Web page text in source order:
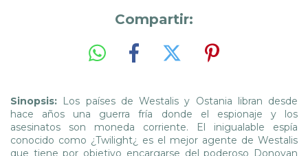
Compartir:
Sinopsis: Los países de Westalis y Ostania libran desde
hace años una guerra fría donde el espionaje y los
asesinatos son moneda corriente. El inigualable espía
conocido como ¿Twilight¿ es el mejor agente de Westalis
que tiene por objetivo encargarse del poderoso Donovan